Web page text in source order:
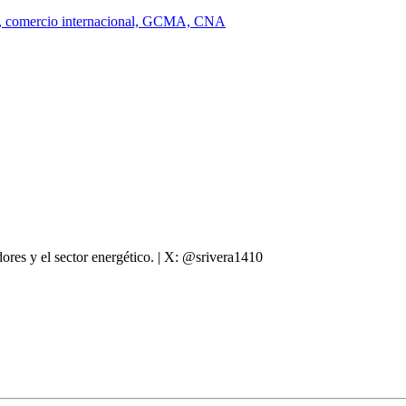
internacional, GCMA, CNA
y el sector energético. | X: @srivera1410